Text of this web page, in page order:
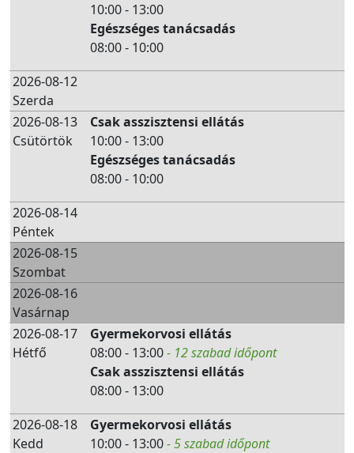
10:00 - 13:00
Egészséges tanácsadás
08:00 - 10:00
2026-08-12
Szerda
2026-08-13
Csütörtök
Csak asszisztensi ellátás
10:00 - 13:00
Egészséges tanácsadás
08:00 - 10:00
2026-08-14
Péntek
2026-08-15
Szombat
2026-08-16
Vasárnap
2026-08-17
Hétfő
Gyermekorvosi ellátás
08:00 - 13:00- 12 szabad időpont
Csak asszisztensi ellátás
08:00 - 13:00
2026-08-18
Kedd
Gyermekorvosi ellátás
10:00 - 13:00- 5 szabad időpont